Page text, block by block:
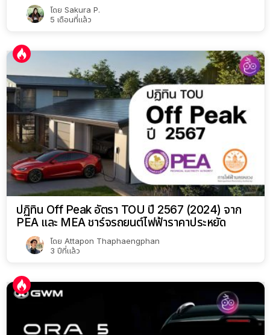
โดย Sakura P.
5 เดือนที่แล้ว
ปฏิทิน Off Peak อัตรา TOU ปี 2567 (2024) จาก
PEA และ MEA ชาร์จรถยนต์ไฟฟ้าราคาประหยัด
โดย Attapon Thaphaengphan
3 ปีที่แล้ว